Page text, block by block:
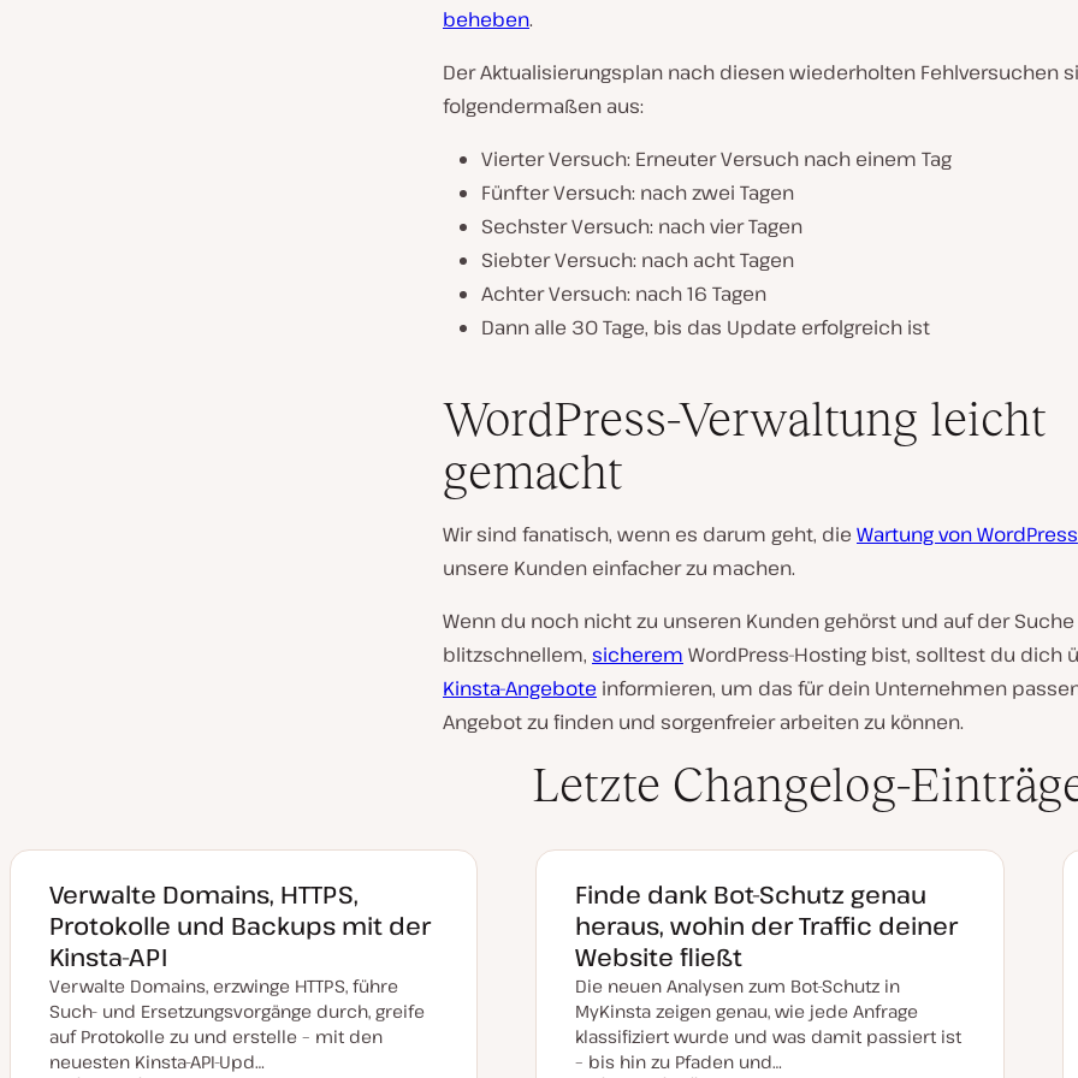
beheben.
Der Aktualisierungsplan nach diesen wiederholten Fehlversuchen
folgendermaßen aus:
Vierter Versuch: Erneuter Versuch nach einem Tag
Fünfter Versuch: nach zwei Tagen
Sechster Versuch: nach vier Tagen
Siebter Versuch: nach acht Tagen
Achter Versuch: nach 16 Tagen
Dann alle 30 Tage, bis das Update erfolgreich ist
WordPress-Verwaltung leicht
gemacht
Wir sind fanatisch, wenn es darum geht, die Wartung von WordPress
unsere Kunden einfacher zu machen.
Wenn du noch nicht zu unseren Kunden gehörst und auf der
blitzschnellem, sicherem WordPress-Hosting bist, solltest du dich
Kinsta-Angebote informieren, um das für dein Unternehmen
Angebot zu finden und sorgenfreier arbeiten zu können.
Letzte Changelog-
Verwalte Domains, HTTPS,
Protokolle und Backups mit der
Kinsta-API
Verwalte Domains, erzwinge HTTPS, führe
Such- und Ersetzungsvorgänge durch, greife
auf Protokolle zu und erstelle – mit den
neuesten Kinsta-API-Upd…
Finde dank Bot-Schutz genau
heraus, wohin der Traffic deiner
Website fließt
Die neuen Analysen zum Bot-Schutz in
MyKinsta zeigen genau, wie jede Anfrage
klassifiziert wurde und was damit passiert ist
– bis hin zu Pfaden und…